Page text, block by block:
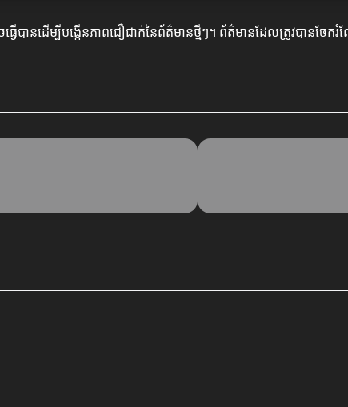
ើបានដើម្បីបង្កើនភាពជឿជាក់នៃព័ត៌មានថ្មីៗ។ ព័ត៌មានដែលត្រូវបានច